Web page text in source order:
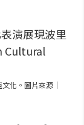
化。圖片來源｜